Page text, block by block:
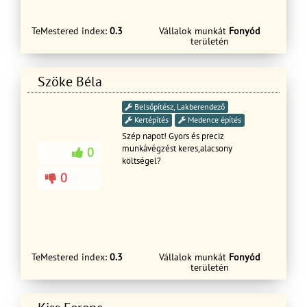
TeMestered index: 0.3 Vállalok munkát Fonyód
területén
Szöke Béla
0
0
Belsőpítész, Lakberendező
Kertépítés
Medence építés
Szép napot! Gyors és preciz
munkávégzést keres,alacsony
költségel?
TeMestered index: 0.3 Vállalok munkát Fonyód
területén